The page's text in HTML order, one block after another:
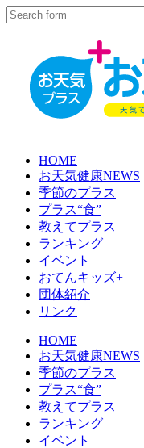
HOME
お天気健康NEWS
季節のプラス
プラス“食”
教えてプラス
ランキング
イベント
おてんキッズ+
団体紹介
リンク
HOME
お天気健康NEWS
季節のプラス
プラス“食”
教えてプラス
ランキング
イベント